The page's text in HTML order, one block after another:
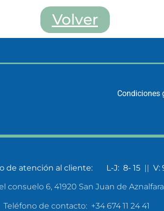
Volver
Condiciones
de atención al cliente: L-J: 8- 15 || V:
consuelo 6, 41920 San Juan de
Teléfono de contacto: +34 674 11 24 41